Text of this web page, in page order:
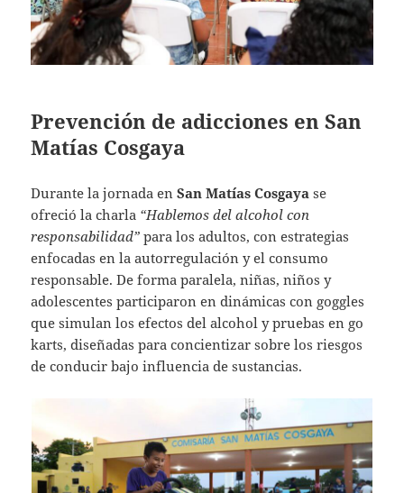
Prevención de adicciones en San
Matías Cosgaya
Durante la jornada enSan Matías Cosgaya se
ofreció la charla “Hablemos del alcohol con
responsabilidad” para los adultos, con estrategias
enfocadas en la autorregulación y el consumo
responsable. De forma paralela, niñas, niños y
adolescentes participaron en dinámicas con goggles
que simulan los efectos del alcohol y pruebas en go
karts, diseñadas para concientizar sobre los riesgos
de conducir bajo influencia de sustancias.